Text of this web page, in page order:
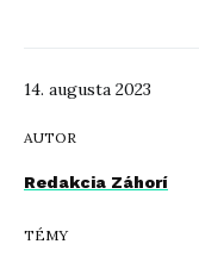
14. augusta 2023
AUTOR
Redakcia Záhorí
TÉMY